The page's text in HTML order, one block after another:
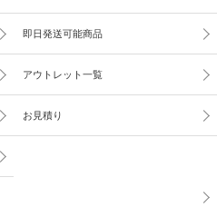
即日発送可能商品
アウトレット一覧
お見積り